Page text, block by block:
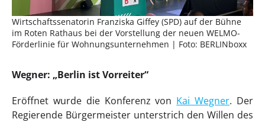
Wirtschaftssenatorin Franziska Giffey (SPD) auf der Bühne
im Roten Rathaus bei der Vorstellung der neuen WELMO-
Förderlinie für Wohnungsunternehmen | Foto: BERLINboxx
Wegner: „Berlin ist Vorreiter“
Eröffnet wurde die Konferenz von Kai Wegner. Der
Regierende Bürgermeister unterstrich den Willen des